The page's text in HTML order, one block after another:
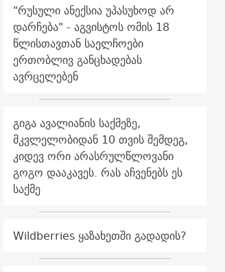
"რუსული ანექსია უპასუხოდ არ
დარჩება" - აგვისტოს ომის 18
წლისთავთან საელჩოები
ერთობლივ განცხადებას
ავრცელებენ
გიგა ავალიანის საქმეზე,
მკვლელობიდან 10 თვის შემდეგ,
კიდევ ორი არასრულწლოვანი
გოგო დააკავეს. რას აჩვენებს ეს
საქმე
Wildberries ყაზახეთში გადადის?